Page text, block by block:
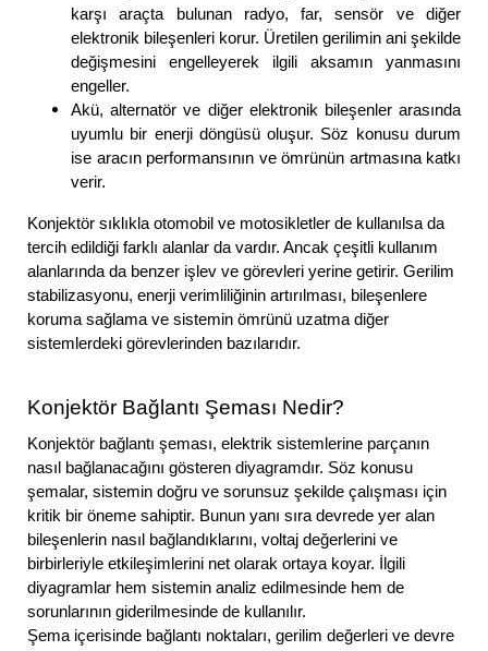
karşı araçta bulunan radyo, far, sensör ve diğer
elektronik bileşenleri korur. Üretilen gerilimin ani şekilde
değişmesini engelleyerek ilgili aksamın yanmasını
engeller.
Akü, alternatör ve diğer elektronik bileşenler arasında
uyumlu bir enerji döngüsü oluşur. Söz konusu durum
ise aracın performansının ve ömrünün artmasına katkı
verir.
Konjektör sıklıkla otomobil ve motosikletler de kullanılsa da
tercih edildiği farklı alanlar da vardır. Ancak çeşitli kullanım
alanlarında da benzer işlev ve görevleri yerine getirir. Gerilim
stabilizasyonu, enerji verimliliğinin artırılması, bileşenlere
koruma sağlama ve sistemin ömrünü uzatma diğer
sistemlerdeki görevlerinden bazılarıdır.
Konjektör Bağlantı Şeması Nedir?
Konjektör bağlantı şeması, elektrik sistemlerine parçanın
nasıl bağlanacağını gösteren diyagramdır. Söz konusu
şemalar, sistemin doğru ve sorunsuz şekilde çalışması için
kritik bir öneme sahiptir. Bunun yanı sıra devrede yer alan
bileşenlerin nasıl bağlandıklarını, voltaj değerlerini ve
birbirleriyle etkileşimlerini net olarak ortaya koyar. İlgili
diyagramlar hem sistemin analiz edilmesinde hem de
sorunlarının giderilmesinde de kullanılır.
Şema içerisinde bağlantı noktaları, gerilim değerleri ve devre